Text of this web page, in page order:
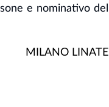
e nominativo del
MILANO LINATE